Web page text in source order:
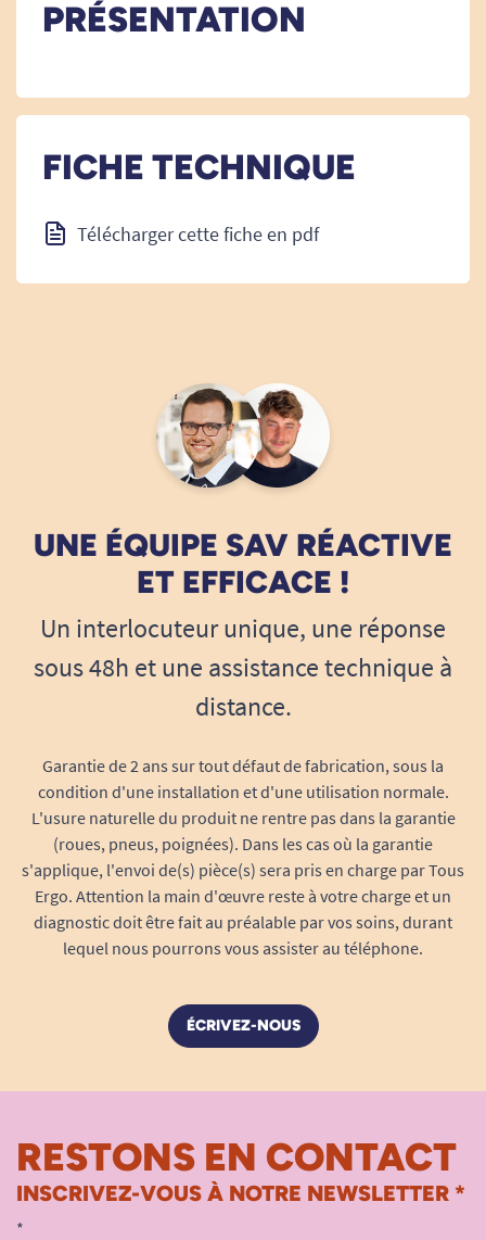
PRÉSENTATION
FICHE TECHNIQUE
Télécharger cette fiche en pdf
UNE ÉQUIPE SAV RÉACTIVE
ET EFFICACE !
Un interlocuteur unique, une réponse
sous 48h et une assistance technique à
distance.
Garantie de 2 ans sur tout défaut de fabrication, sous la
condition d'une installation et d'une utilisation normale.
L'usure naturelle du produit ne rentre pas dans la garantie
(roues, pneus, poignées). Dans les cas où la garantie
s'applique, l'envoi de(s) pièce(s) sera pris en charge par Tous
Ergo. Attention la main d'œuvre reste à votre charge et un
diagnostic doit être fait au préalable par vos soins, durant
lequel nous pourrons vous assister au téléphone.
ÉCRIVEZ-NOUS
RESTONS EN CONTACT
INSCRIVEZ-VOUS À NOTRE NEWSLETTER *
*